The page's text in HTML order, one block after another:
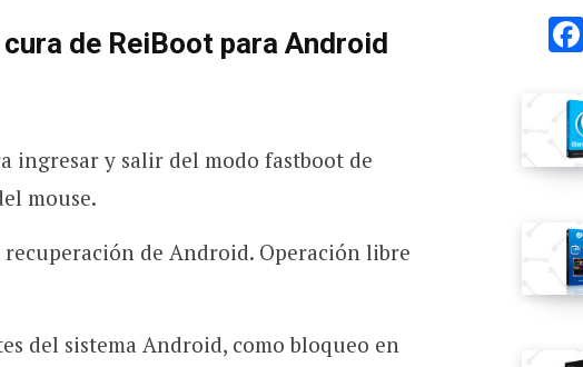
de ReiBoot para Android
ingresar y salir del modo fastboot de
mouse.
de Android. Operación libre
del sistema Android, como bloqueo en